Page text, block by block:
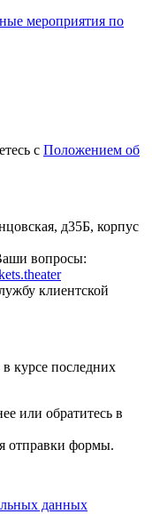
мероприятия по
с Положением об
д35Б, корпус
вопросы:
клиентской
курсе последних
или обратитесь в
отправки формы.
данных